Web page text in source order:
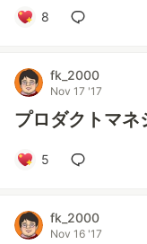
8
fk_2000
Nov 17 '17
プロダクトマネ
5
fk_2000
Nov 16 '17